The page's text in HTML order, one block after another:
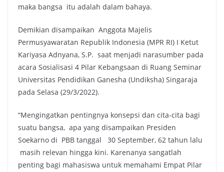
maka bangsa itu adalah dalam bahaya.
Demikian disampaikan Anggota Majelis
Permusyawaratan Republik Indonesia (MPR RI) I Ketut
Kariyasa Adnyana, S.P. saat menjadi narasumber pada
acara Sosialisasi 4 Pilar Kebangsaan di Ruang Seminar
Universitas Pendidikan Ganesha (Undiksha) Singaraja
pada Selasa (29/3/2022).
“Mengingatkan pentingnya konsepsi dan cita-cita bagi
suatu bangsa, apa yang disampaikan Presiden
Soekarno di PBB tanggal 30 September, 62 tahun lalu
masih relevan hingga kini. Karenanya sangatlah
penting bagi mahasiswa untuk memahami Empat Pilar